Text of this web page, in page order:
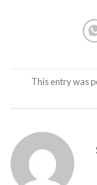
This entry was